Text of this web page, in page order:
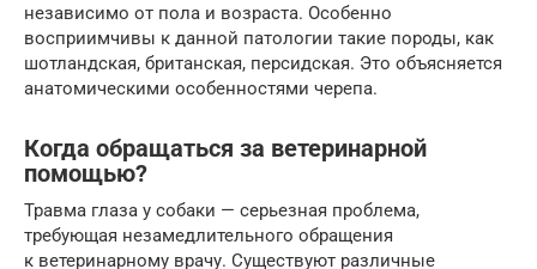
независимо от пола и возраста. Особенно
восприимчивы к данной патологии такие породы, как
шотландская, британская, персидская. Это объясняется
анатомическими особенностями черепа.
Когда обращаться за ветеринарной
помощью?
Травма глаза у собаки — серьезная проблема,
требующая незамедлительного обращения
к ветеринарному врачу. Существуют различные